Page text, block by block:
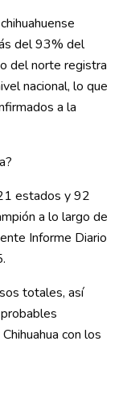
del 93% del
del norte registra
nacional, lo que
a la
estados y 92
a lo largo de
Informe Diario
totales, así
con los